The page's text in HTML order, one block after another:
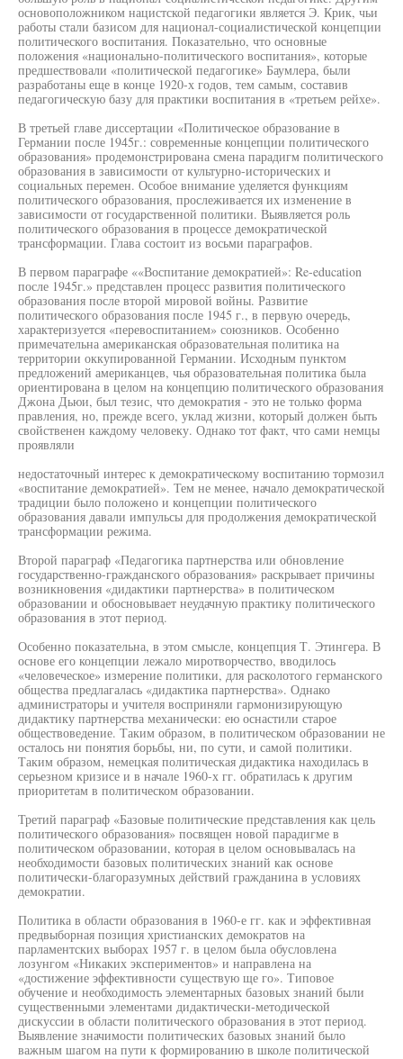
основоположником нацистской педагогики является Э. Крик, чьи
работы стали базисом для национал-социалистической концепции
политического воспитания. Показательно, что основные
положения «национально-политического воспитания», которые
предшествовали «политической педагогике» Баумлера, были
разработаны еще в конце 1920-х годов, тем самым, составив
педагогическую базу для практики воспитания в «третьем рейхе».
В третьей главе диссертации «Политическое образование в
Германии после 1945г.: современные концепции политического
образования» продемонстрирована смена парадигм политического
образования в зависимости от культурно-исторических и
социальных перемен. Особое внимание уделяется функциям
политического образования, прослеживается их изменение в
зависимости от государственной политики. Выявляется роль
политического образования в процессе демократической
трансформации. Глава состоит из восьми параграфов.
В первом параграфе ««Воспитание демократией»: Re-education
после 1945г.» представлен процесс развития политического
образования после второй мировой войны. Развитие
политического образования после 1945 г., в первую очередь,
характеризуется «перевоспитанием» союзников. Особенно
примечательна американская образовательная политика на
территории оккупированной Германии. Исходным пунктом
предложений американцев, чья образовательная политика была
ориентирована в целом на концепцию политического образования
Джона Дьюи, был тезис, что демократия - это не только форма
правления, но, прежде всего, уклад жизни, который должен быть
свойственен каждому человеку. Однако тот факт, что сами немцы
проявляли
недостаточный интерес к демократическому воспитанию тормозил
«воспитание демократией». Тем не менее, начало демократической
традиции было положено и концепции политического
образования давали импульсы для продолжения демократической
трансформации режима.
Второй параграф «Педагогика партнерства или обновление
государственно-гражданского образования» раскрывает причины
возникновения «дидактики партнерства» в политическом
образовании и обосновывает неудачную практику политического
образования в этот период.
Особенно показательна, в этом смысле, концепция Т. Этингера. В
основе его концепции лежало миротворчество, вводилось
«человеческое» измерение политики, для расколотого германского
общества предлагалась «дидактика партнерства». Однако
администраторы и учителя восприняли гармонизирующую
дидактику партнерства механически: ею оснастили старое
обществоведение. Таким образом, в политическом образовании не
осталось ни понятия борьбы, ни, по сути, и самой политики.
Таким образом, немецкая политическая дидактика находилась в
серьезном кризисе и в начале 1960-х гг. обратилась к другим
приоритетам в политическом образовании.
Третий параграф «Базовые политические представления как цель
политического образования» посвящен новой парадигме в
политическом образовании, которая в целом основывалась на
необходимости базовых политических знаний как основе
политически-благоразумных действий гражданина в условиях
демократии.
Политика в области образования в 1960-е гг. как и эффективная
предвыборная позиция христианских демократов на
парламентских выборах 1957 г. в целом была обусловлена
лозунгом «Никаких экспериментов» и направлена на
«достижение эффективности существую ще го». Типовое
обучение и необходимость элементарных базовых знаний были
существенными элементами дидактически-методической
дискуссии в области политического образования в этот период.
Выявление значимости политических базовых знаний было
важным шагом на пути к формированию в школе политической